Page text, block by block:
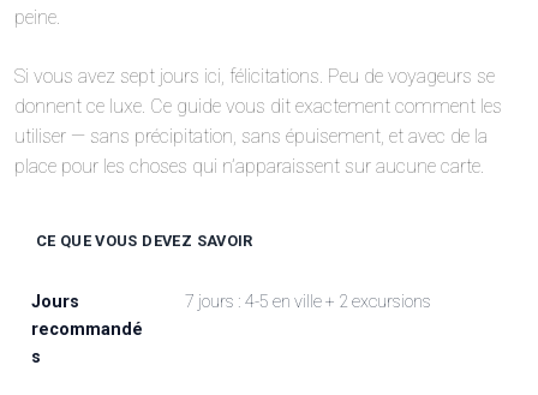
peine.
Si vous avez sept jours ici, félicitations. Peu de voyageurs se
donnent ce luxe. Ce guide vous dit exactement comment les
utiliser — sans précipitation, sans épuisement, et avec de la
place pour les choses qui n’apparaissent sur aucune carte.
CE QUE VOUS DEVEZ SAVOIR
Jours
recommandé
s
7 jours : 4-5 en ville + 2 excursions